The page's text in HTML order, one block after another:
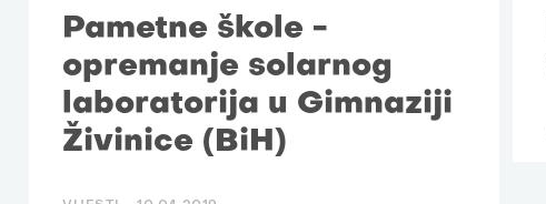
Pametne škole -
opremanje solarnog
laboratorija u Gimnaziji
Živinice (BiH)